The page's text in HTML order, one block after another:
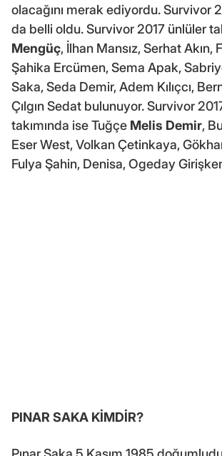
olacağını merak ediyordu. Survivor
da belli oldu. Survivor 2017 ünlüler
Mengüç, İlhan Mansız, Serhat Akın,
Şahika Ercümen, Sema Apak,
Saka, Seda Demir, Adem Kılıçcı,
Çılgın Sedat bulunuyor. Survivor
takımında ise Tuğçe Melis Demir,
Eser West, Volkan Çetinkaya,
Fulya Şahin, Denisa, Ogeday
PINAR SAKA KİMDİR?